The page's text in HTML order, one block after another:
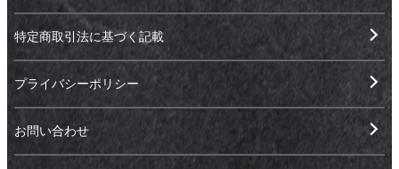
特定商取引法に基づく記載
プライバシーポリシー
お問い合わせ